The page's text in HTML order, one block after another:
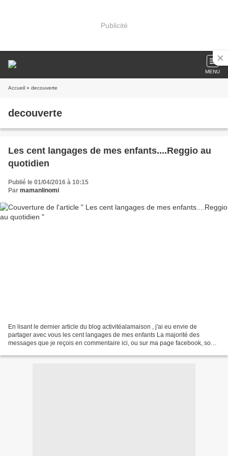
Publicité
MENU
Accueil » decouverte
decouverte
Les cent langages de mes enfants....Reggio au
quotidien
Publié le 01/04/2016 à 10:15
Par mamanlinomi
En lisant le dernier article du blog activitéalamaison , j'ai eu envie de
partager avec vous les cent langages de mes enfants La majorité des
messages que je reçois en commentaire ici, ou sur ma page facebook, sont